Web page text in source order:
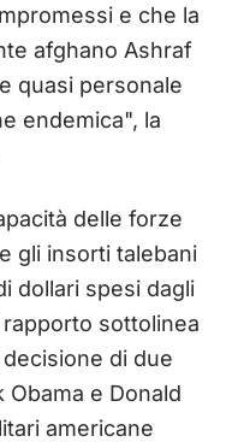
e che la
afghano Ashraf
quasi personale
endemica", la
delle forze
gli insorti talebani
dollari spesi dagli
sottolinea
di due
e Donald
americane